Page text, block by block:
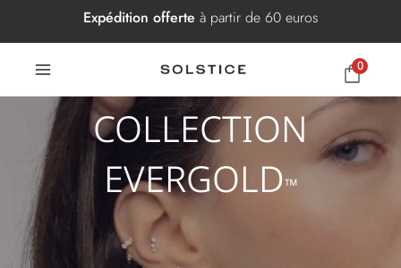
Expédition offerte à partir de 60 euros
0
COLLECTION
EVERGOLD™